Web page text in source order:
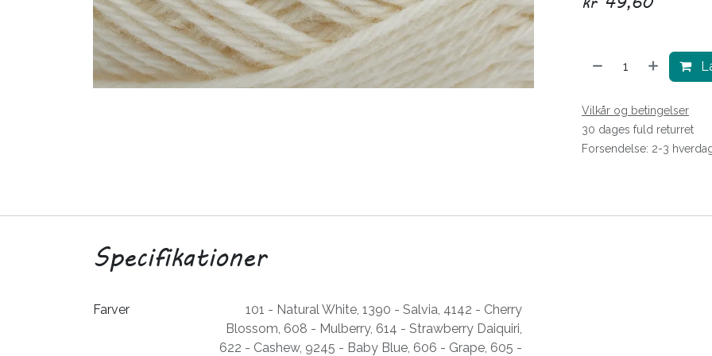
Vilkår og betingelser
30 dages fuld returret
Forsendelse: 2-3
Specifikationer
Farver 101 - Natural White, 1390 - Salvia, 4142 - Cherry
Blossom, 608 - Mulberry, 614 - Strawberry Daiquiri,
622 - Cashew, 9245 - Baby Blue, 606 - Grape, 605 -